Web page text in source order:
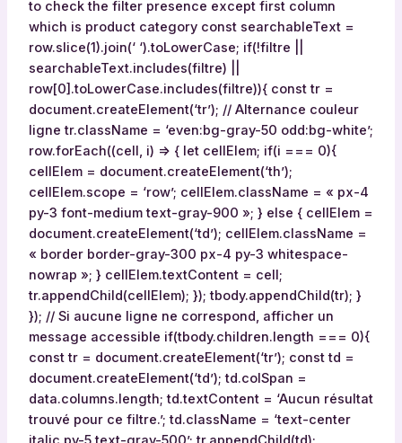
r
c
o
m
p
a
r
é
e
s
à
C
a
u
d
a
l
i
e
,
N
to check the filter presence except first column
which is product category const searchableText =
row.slice(1).join(‘ ‘).toLowerCase; if(!filtre ||
searchableText.includes(filtre) ||
row[0].toLowerCase.includes(filtre)){ const tr =
document.createElement(‘tr’); // Alternance couleur
ligne tr.className = ‘even:bg-gray-50 odd:bg-white’;
row.forEach((cell, i) => { let cellElem; if(i === 0){
cellElem = document.createElement(‘th’);
cellElem.scope = ‘row’; cellElem.className = « px-4
py-3 font-medium text-gray-900 »; } else { cellElem =
document.createElement(‘td’); cellElem.className =
« border border-gray-300 px-4 py-3 whitespace-
nowrap »; } cellElem.textContent = cell;
tr.appendChild(cellElem); }); tbody.appendChild(tr); }
}); // Si aucune ligne ne correspond, afficher un
message accessible if(tbody.children.length === 0){
const tr = document.createElement(‘tr’); const td =
document.createElement(‘td’); td.colSpan =
data.columns.length; td.textContent = ‘Aucun résultat
trouvé pour ce filtre.’; td.className = ‘text-center